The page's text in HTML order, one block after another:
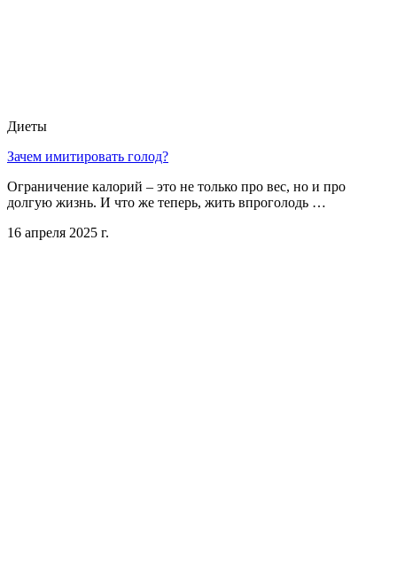
Диеты
Зачем имитировать голод?
Ограничение калорий – это не только про вес, но и про
долгую жизнь. И что же теперь, жить впроголодь …
16 апреля 2025 г.